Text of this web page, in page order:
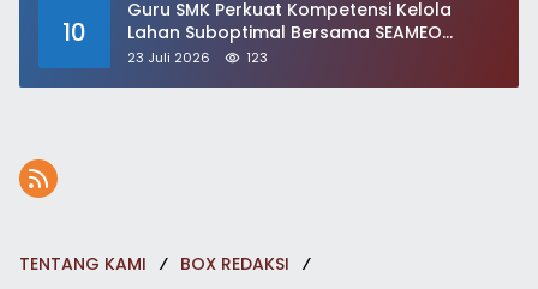
10
Guru SMK Perkuat Kompetensi Kelola
Lahan Suboptimal Bersama SEAMEO
BIOTROP
23 Juli 2026 123
TENTANG KAMI
BOX REDAKSI